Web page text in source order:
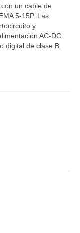
un cable de
5-15P. Las
y
AC-DC
digital de clase B.